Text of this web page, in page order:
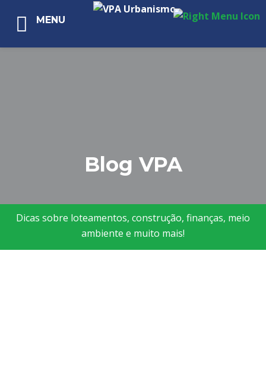
Blog VPA
Dicas sobre loteamentos, construção, finanças, meio
ambiente e muito mais!
MENU